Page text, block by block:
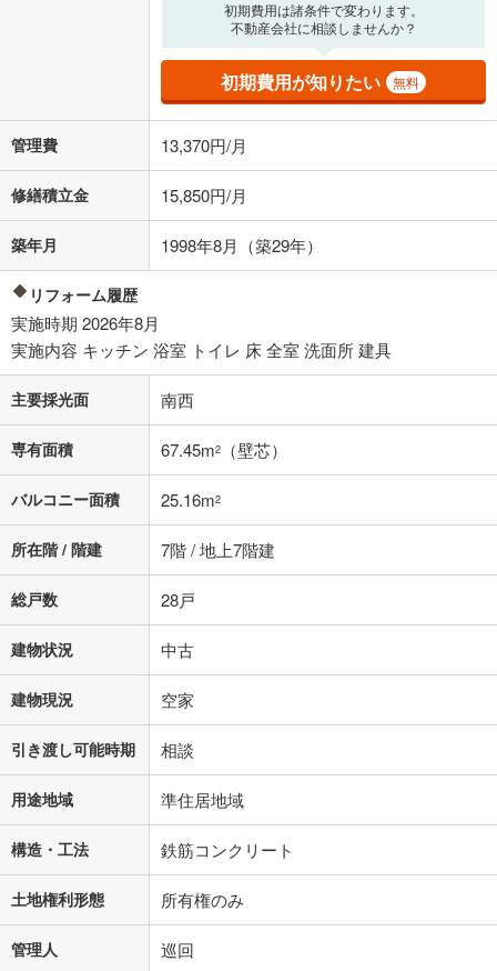
の金融機関等における貸出金利を何ら保証するものではありません。返
済方法「元利均等返済」にて算出しております。入力された金利を35年
適用した場合の計算結果を表示しています。
その他月額費用や、初期費用がかかります。ご注意ください。実際にお
借り入れの際は各金融機関等に、必ずご自身でご確認をお願いいたしま
不動産会社に購入相談をする
閉じる
初期費用は諸条件で変わります。
不動産会社に相談しませんか？
初期費用が知りたい 無料
管理費 13,370円/月
修繕積立金 15,850円/月
築年月 1998年8月（築29年）
リフォーム履歴
実施時期 2026年8月
実施内容 キッチン 浴室 トイレ 床 全室 洗面所 建具
主要採光面 南西
専有面積 67.45m2 （壁芯）
バルコニー面積 25.16m2
所在階 / 階建 7階 / 地上7階建
総戸数 28戸
建物状況 中古
建物現況 空家
引き渡し可能時期 相談
用途地域 準住居地域
構造・工法 鉄筋コンクリート
土地権利形態 所有権のみ
管理人 巡回